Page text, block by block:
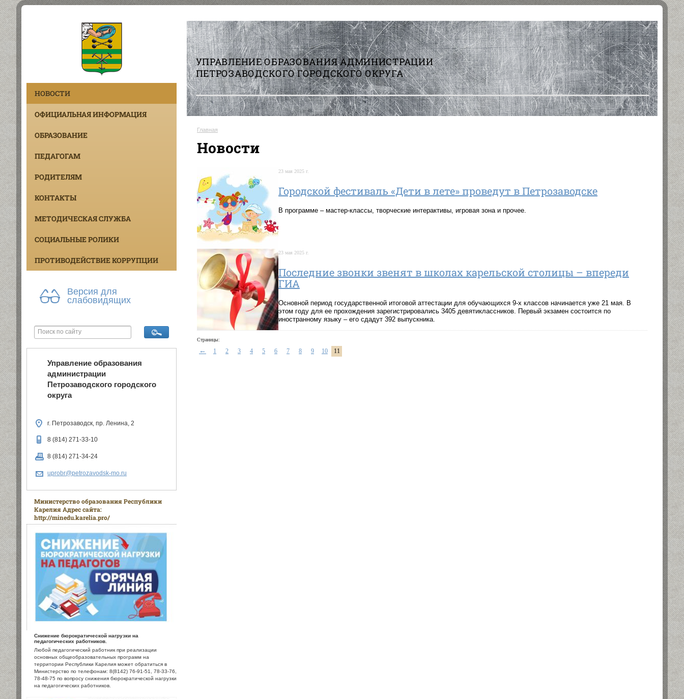
НОВОСТИ
ОФИЦИАЛЬНАЯ ИНФОРМАЦИЯ
ОБРАЗОВАНИЕ
ПЕДАГОГАМ
РОДИТЕЛЯМ
КОНТАКТЫ
МЕТОДИЧЕСКАЯ СЛУЖБА
СОЦИАЛЬНЫЕ РОЛИКИ
ПРОТИВОДЕЙСТВИЕ КОРРУПЦИИ
Версия для
слабовидящих
Управление образования
администрации
Петрозаводского городского
округа
г. Петрозаводск, пр. Ленина, 2
8 (814) 271-33-10
8 (814) 271-34-24
uprobr@petrozavodsk-mo.ru
Министерство образования Республики
Карелия Адрес сайта:
http://minedu.karelia.pro/
Снижение бюрократической нагрузки на
педагогических работников.
Любой педагогический работник при реализации
основных общеобразовательных программ на
территории Республики Карелия может обратиться в
Министерство по телефонам: 8(8142) 76-91-51, 78-33-76,
78-48-75 по вопросу снижения бюрократической нагрузки
на педагогических работников.
УПРАВЛЕНИЕ ОБРАЗОВАНИЯ АДМИНИСТРАЦИИ
ПЕТРОЗАВОДСКОГО ГОРОДСКОГО ОКРУГА
Главная
Новости
23 мая 2025 г.
Городской фестиваль «Дети в лете» проведут в Петрозаводске
В программе – мастер-классы, творческие интерактивы, игровая зона и прочее.
23 мая 2025 г.
Последние звонки звенят в школах карельской столицы – впереди
ГИА
Основной период государственной итоговой аттестации для обучающихся 9-х классов начинается уже 21 мая. В
этом году для ее прохождения зарегистрировались 3405 девятиклассников. Первый экзамен состоится по
иностранному языку – его сдадут 392 выпускника.
Страницы:
← 1 2 3 4 5 6 7 8 9 10 11